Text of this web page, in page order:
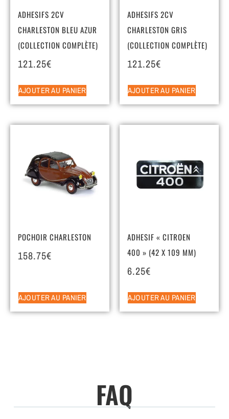
ADHESIFS 2CV
CHARLESTON BLEU AZUR
(COLLECTION COMPLÈTE)
121.25€
AJOUTER AU PANIER
ADHESIFS 2CV
CHARLESTON GRIS
(COLLECTION COMPLÈTE)
121.25€
AJOUTER AU PANIER
POCHOIR CHARLESTON
158.75€
AJOUTER AU PANIER
ADHESIF « CITROEN
400 » (42 X 109 MM)
6.25€
AJOUTER AU PANIER
FAQ